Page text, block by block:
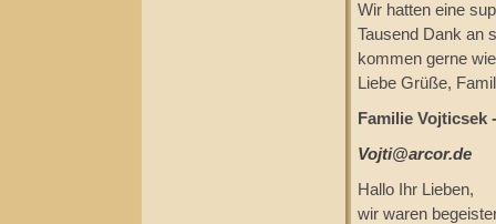
Wir hatten eine
Tausend Dank an
kommen gerne
Liebe Grüße,
Familie Vojticsek
Vojti@arcor.de
Hallo Ihr Lieben,
wir waren